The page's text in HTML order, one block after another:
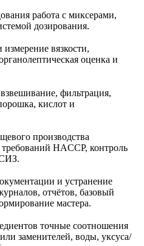
работа с миксерами,
дозирования.
вязкости,
оценка и
фильтрация,
кислот и
производства
HACCP, контроль
и устранение
отчётов, базовый
мастера.
точные соотношения
заменителей, воды, уксуса/